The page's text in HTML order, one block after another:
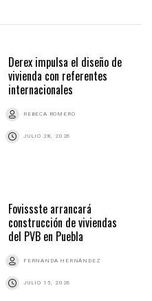
Derex impulsa el diseño de
vivienda con referentes
internacionales
REBECA ROMERO
JULIO 28, 2026
Fovissste arrancará
construcción de viviendas
del PVB en Puebla
FERNANDA HERNÁNDEZ
JULIO 15, 2026